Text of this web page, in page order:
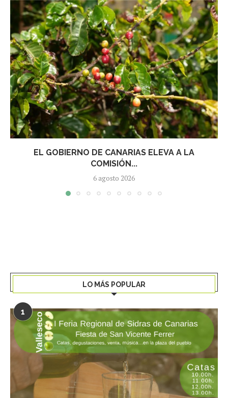
EL GOBIERNO DE CANARIAS ELEVA A LA
COMISIÓN...
6 agosto 2026
LO MÁS POPULAR
1